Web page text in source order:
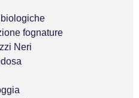
fognature
Neri